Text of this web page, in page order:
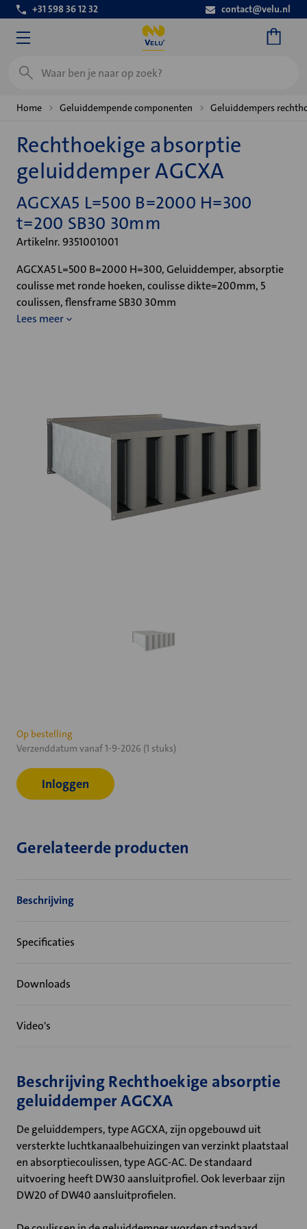
+31 598 36 12 32 contact@velu.nl
Zoeken
Home Geluiddempende componenten Geluiddempers
Rechthoekige absorptie
geluiddemper AGCXA
AGCXA5 L=500 B=2000 H=300
t=200 SB30 30mm
Artikelnr. 9351001001
AGCXA5 L=500 B=2000 H=300, Geluiddemper, absorptie
coulisse met ronde hoeken, coulisse dikte=200mm, 5
coulissen, flensframe SB30 30mm
Lees meer
Huidige
voorraad:
Op bestelling
Verzenddatum vanaf 1-9-2026 (1 stuks)
Inloggen
Gerelateerde producten
Beschrijving
Specificaties
Downloads
Video's
Beschrijving Rechthoekige absorptie
geluiddemper AGCXA
De geluiddempers, type AGCXA, zijn opgebouwd uit
versterkte luchtkanaalbehuizingen van verzinkt plaatstaal
en absorptiecoulissen, type AGC-AC. De standaard
uitvoering heeft DW30 aansluitprofiel. Ook leverbaar zijn
DW20 of DW40 aansluitprofielen.